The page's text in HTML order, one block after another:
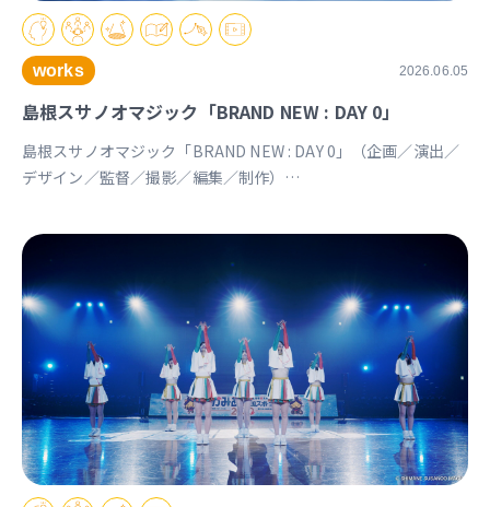
works 2026.06.05
島根スサノオマジック「BRAND NEW : DAY 0」
島根スサノオマジック「BRAND NEW : DAY 0」（企画／演出／
デザイン／監督／撮影／編集／制作）